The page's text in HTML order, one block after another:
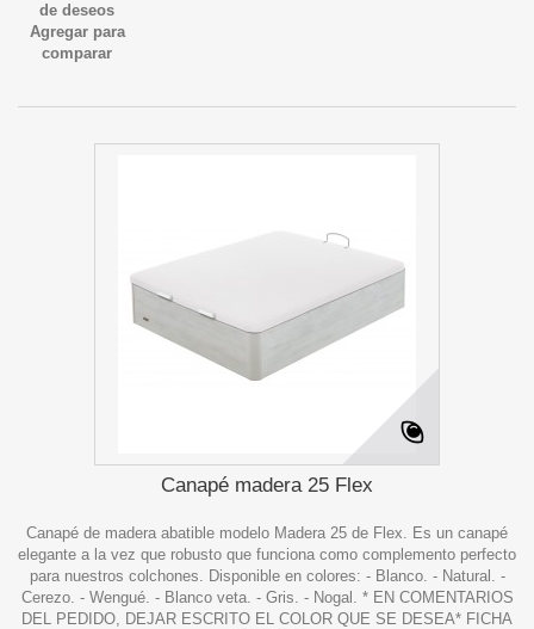
de deseos
Agregar para
comparar
Canapé madera 25 Flex
Canapé de madera abatible modelo Madera 25 de Flex. Es un canapé
elegante a la vez que robusto que funciona como complemento perfecto
para nuestros colchones. Disponible en colores: - Blanco. - Natural. -
Cerezo. - Wengué. - Blanco veta. - Gris. - Nogal. * EN COMENTARIOS
DEL PEDIDO, DEJAR ESCRITO EL COLOR QUE SE DESEA* FICHA